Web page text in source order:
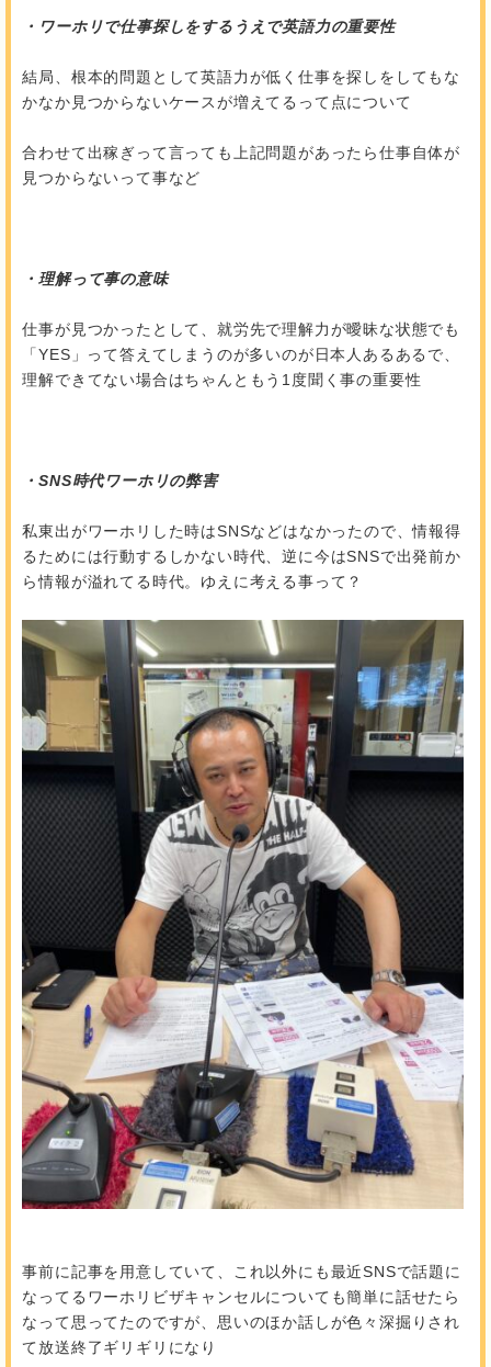
・ワーホリで仕事探しをするうえで英語力の重要性
結局、根本的問題として英語力が低く仕事を探しをしてもな
かなか見つからないケースが増えてるって点について
合わせて出稼ぎって言っても上記問題があったら仕事自体が
見つからないって事など
・理解って事の意味
仕事が見つかったとして、就労先で理解力が曖昧な状態でも
「YES」って答えてしまうのが多いのが日本人あるあるで、
理解できてない場合はちゃんともう1度聞く事の重要性
・SNS時代ワーホリの弊害
私東出がワーホリした時はSNSなどはなかったので、情報得
るためには行動するしかない時代、逆に今はSNSで出発前か
ら情報が溢れてる時代。ゆえに考える事って？
事前に記事を用意していて、これ以外にも最近SNSで話題に
なってるワーホリビザキャンセルについても簡単に話せたら
なって思ってたのですが、思いのほか話しが色々深掘りされ
て放送終了ギリギリになり